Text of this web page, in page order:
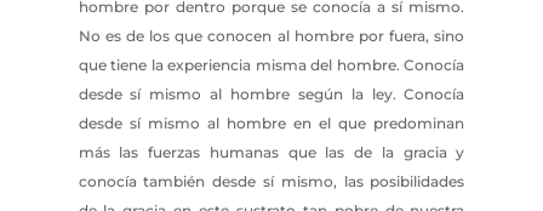
hombre por dentro porque se conocía a sí mismo.
No es de los que conocen al hombre por fuera, sino
que tiene la experiencia misma del hombre. Conocía
desde sí mismo al hombre según la ley. Conocía
desde sí mismo al hombre en el que predominan
más las fuerzas humanas que las de la gracia y
conocía también desde sí mismo, las posibilidades